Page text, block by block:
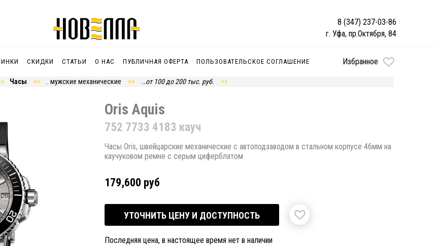
8 (347) 237-03-86
г. Уфа, пр.Октября, 84
СКИДКИ СТАТЬИ О НАС ПУБЛИЧНАЯ ОФЕРТА ПОЛЬЗОВАТЕЛЬСКОЕ СОГЛАШЕНИЕ Избранное
Часы .. мужские механические ..от 100 до 200 тыс. руб.
Oris Aquis
752 7733 4183 кауч
Часы Oris, швейцарские механические с автоподзаводом в стальном корпусе 46мм на
каучуковом ремне с серым циферблатом
179,600 руб
УТОЧНИТЬ ЦЕНУ И ДОСТУПНОСТЬ
Последняя цена, в настоящее время нет в наличии